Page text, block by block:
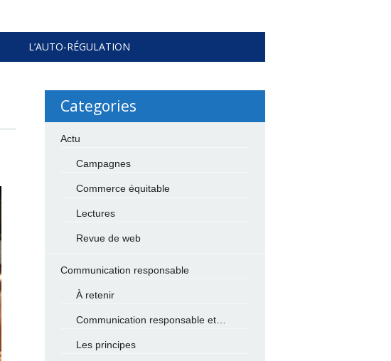
L’AUTO-RÉGULATION
Categories
Actu
Campagnes
Commerce équitable
Lectures
Revue de web
Communication responsable
À retenir
Communication responsable et…
Les principes